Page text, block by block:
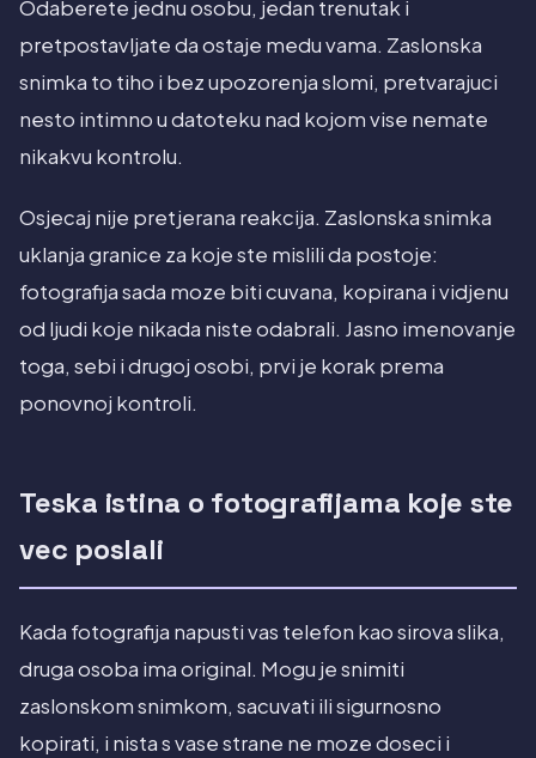
Odaberete jednu osobu, jedan trenutak i
pretpostavljate da ostaje medu vama. Zaslonska
snimka to tiho i bez upozorenja slomi, pretvarajuci
nesto intimno u datoteku nad kojom vise nemate
nikakvu kontrolu.
Osjecaj nije pretjerana reakcija. Zaslonska snimka
uklanja granice za koje ste mislili da postoje:
fotografija sada moze biti cuvana, kopirana i vidjenu
od ljudi koje nikada niste odabrali. Jasno imenovanje
toga, sebi i drugoj osobi, prvi je korak prema
ponovnoj kontroli.
Teska istina o fotografijama koje ste
vec poslali
Kada fotografija napusti vas telefon kao sirova slika,
druga osoba ima original. Mogu je snimiti
zaslonskom snimkom, sacuvati ili sigurnosno
kopirati, i nista s vase strane ne moze doseci i